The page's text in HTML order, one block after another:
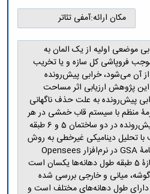
مکان ارائه:آمفی تئاتر
موضعی اولیه از یک المان به
فروپاشی کل سازه و یا تخریب
آن می‌شود، خرابی پیش‌رونده
پژوهش ارزیابی اثر مساحت
پیش‌رونده به علت حذف ناگهانی
منظم با سیستم قاب خمشی در هر
دو راستا است. خرابی پیش‌رونده در دو ساختمان 5 و 6 طبقه
با تحلیل دینامیکی غیرخطی به روش
جایگزین بر اساس آیین‌نامۀ GSA در نرم‌افزار Opensees
بررسی شده است. در سازۀ 5 طبقه طول دهانه‌ها یکسان است
میانی و خارجی بررسی شده
سازۀ 6 طبقه دارای طول دهانه‌های مختلف است و